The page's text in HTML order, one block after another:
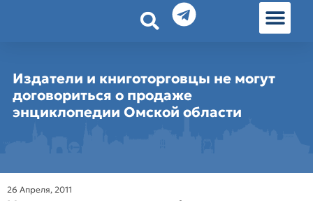
Издатели и книготорговцы не могут
договориться о продаже
энциклопедии Омской области
26 Апреля, 2011